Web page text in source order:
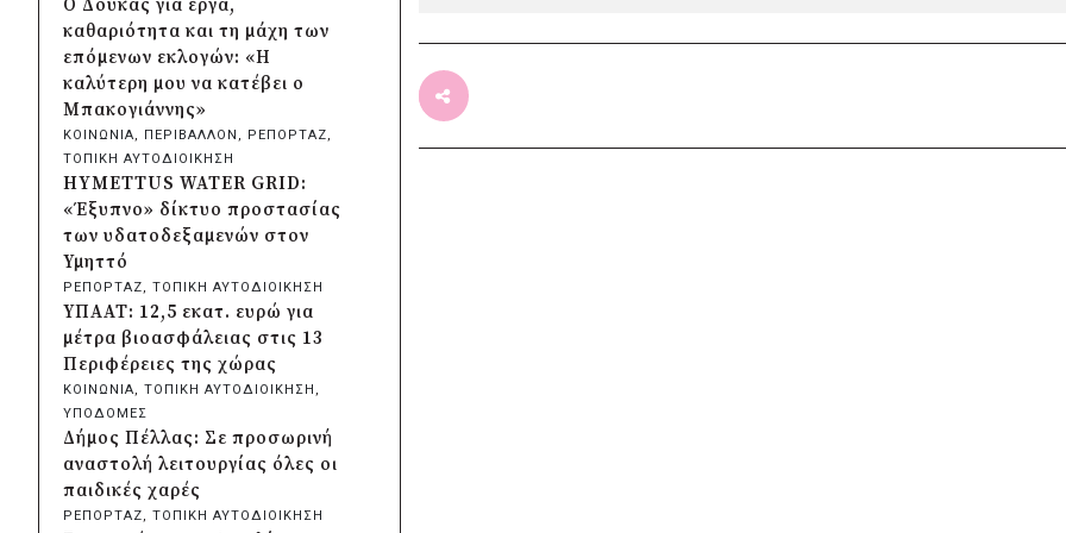
Λυκοδήμου για λόγους
ασφαλείας
πριν από 17 ώρες
Προφυλακίστηκε ο δήμαρχος
Στυλίδας για τη φωτιά στη
Βοιωτία – Σε αναστολή το
αιολικό πάρκο
πριν από 2 μέρες
Δήμος Ηλιούπολης: Εργασίες
αναβάθμισης στα αθλητικά
κέντρα ενόψει της νέας χρονιάς
πριν από 2 μέρες
Περιφέρεια Κεντρικής
Μακεδονίας: Λύση για τη
μεταφορά 16.500 μαθητών
πριν από 2 μέρες
Περιφέρεια Στερεάς Ελλάδας:
Ενίσχυση του ΕΣΥ με 34 νέα
ασθενοφόρα από πόρους του
ΕΣΠΑ
Ο Δούκας για έργα,
καθαριότητα και τη μάχη των
επόμενων εκλογών: «Η
καλύτερη μου να κατέβει ο
Μπακογιάννης»
ΚΟΙΝΩΝΙΑ, ΠΕΡΙΒΑΛΛΟΝ , ΡΕΠΟΡΤΑΖ
ΤΟΠΙΚΗ ΑΥΤΟΔΙΟΙΚΗΣΗ
HYMETTUS WATER GRID:
«Έξυπνο» δίκτυο προστασίας
των υδατοδεξαμενών στον
Υμηττό
ΡΕΠΟΡΤΑΖ, ΤΟΠΙΚΗ ΑΥΤΟΔΙΟΙΚΗΣΗ
ΥΠΑΑΤ: 12,5 εκατ. ευρώ για
μέτρα βιοασφάλειας στις 13
Περιφέρειες της χώρας
ΚΟΙΝΩΝΙΑ, ΤΟΠΙΚΗ ΑΥΤΟΔΙΟΙΚΗΣΗ
ΥΠΟΔΟΜΕΣ
Δήμος Πέλλας: Σε προσωρινή
αναστολή λειτουργίας όλες οι
παιδικές χαρές
ΡΕΠΟΡΤΑΖ, ΤΟΠΙΚΗ ΑΥΤΟΔΙΟΙΚΗΣΗ